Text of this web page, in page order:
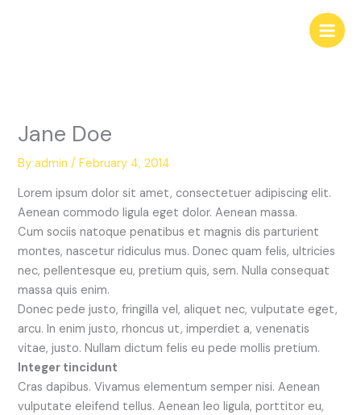
Jane Doe
Byadmin/February 4, 2014
Lorem ipsum dolor sit amet, consectetuer adipiscing elit.
Aenean commodo ligula eget dolor. Aenean massa.
Cum sociis natoque penatibus et magnis dis parturient
montes, nascetur ridiculus mus. Donec quam felis, ultricies
nec, pellentesque eu, pretium quis, sem. Nulla consequat
massa quis enim.
Donec pede justo, fringilla vel, aliquet nec, vulputate eget,
arcu. In enim justo, rhoncus ut, imperdiet a, venenatis
vitae, justo. Nullam dictum felis eu pede mollis pretium.
Integer tincidunt
Cras dapibus. Vivamus elementum semper nisi. Aenean
vulputate eleifend tellus. Aenean leo ligula, porttitor eu,